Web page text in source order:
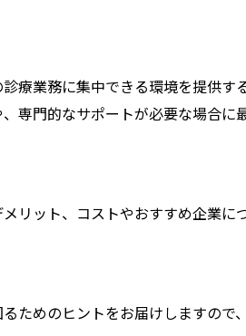
療業務に集中できる環境を提供す
専門的なサポートが必要な場合に
リット、コストやおすすめ企業に
ためのヒントをお届けしますので